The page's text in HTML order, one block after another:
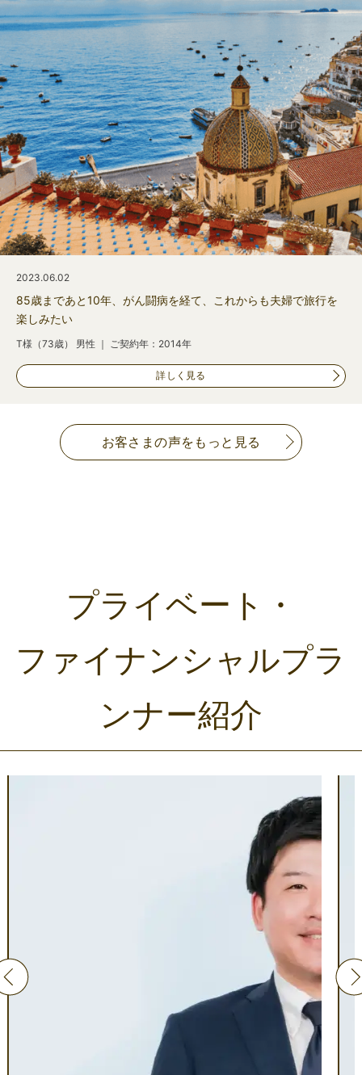
2023.06.02
85歳まであと10年、がん闘病を経て、これからも夫婦で旅行を
楽しみたい
T様（73歳） 男性 ｜ ご契約年：2014年
詳しく見る
お客さまの声をもっと見る
プライベート・
ファイナンシャルプラ
ンナー紹介